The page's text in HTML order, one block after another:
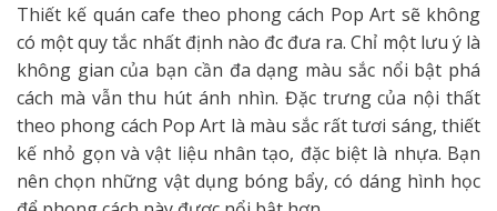
Thiết kế quán cafe theo phong cách Pop Art sẽ không
có một quy tắc nhất định nào đc đưa ra. Chỉ một lưu ý là
không gian của bạn cần đa dạng màu sắc nổi bật phá
cách mà vẫn thu hút ánh nhìn. Đặc trưng của nội thất
theo phong cách Pop Art là màu sắc rất tươi sáng, thiết
kế nhỏ gọn và vật liệu nhân tạo, đặc biệt là nhựa. Bạn
nên chọn những vật dụng bóng bẩy, có dáng hình học